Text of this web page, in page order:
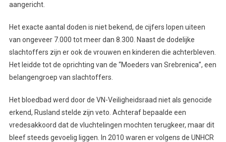
aangericht.
Het exacte aantal doden is niet bekend, de cijfers lopen uiteen
van ongeveer 7.000 tot meer dan 8.300. Naast de dodelijke
slachtoffers zijn er ook de vrouwen en kinderen die achterbleven.
Het leidde tot de oprichting van de “Moeders van Srebrenica”, een
belangengroep van slachtoffers.
Het bloedbad werd door de VN-Veiligheidsraad niet als genocide
erkend, Rusland stelde zijn veto. Achteraf bepaalde een
vredesakkoord dat de vluchtelingen mochten terugkeer, maar dit
bleef steeds gevoelig liggen. In 2010 waren er volgens de UNHCR